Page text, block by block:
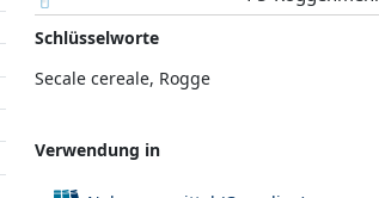
Schlüsselworte
Secale cereale, Rogge
Verwendung in